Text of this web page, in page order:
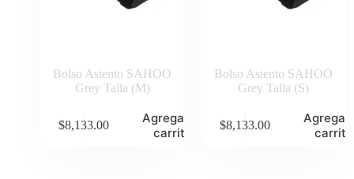
Bolso Asiento SAHOO
Grey Talla (M)
$8,133.00
Agregar al
carrito
Bolso Asiento SAHOO
Grey Talla (S)
$8,133.00
Agregar
carrito